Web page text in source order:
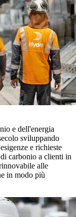
e dell'energia
sviluppando
e richieste
carbonio a clienti in
alle
in modo più